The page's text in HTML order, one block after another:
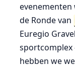
evenementen
de Ronde van
Euregio
sportcomplex
hebben we